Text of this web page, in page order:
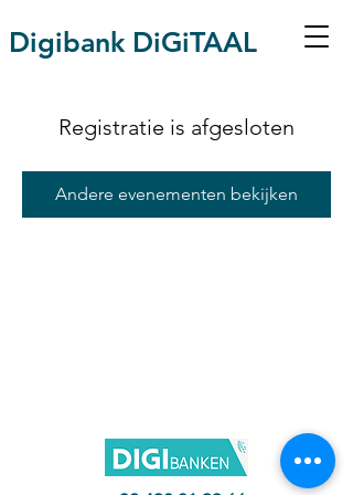
Digibank DiGiTAAL
Registratie is afgesloten
Andere evenementen bekijken